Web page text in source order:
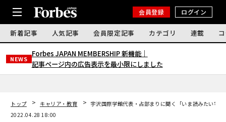
会員登録 ログイン
新着記事 人気記事 会員限定記事 カテゴリ 連載
NEWS
Forbes JAPAN MEMBERSHIP 新機能｜
記事ページ内の広告表示を最小限にしました
トップ キャリア・教育
宇沢国際学館代表・占部まりに聞く「いま読みたい宇
2022.04.28 18:00